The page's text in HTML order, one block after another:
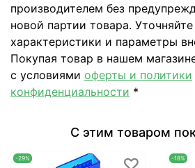
производителем без
новой партии товара.
характеристики и параметры
Покупая товар в нашем
с условиями оферты и политики
конфиденциальности *
С этим товаром
-29% -18%